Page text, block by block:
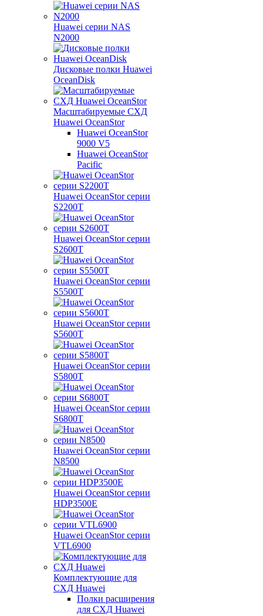
Huawei серии NAS
N2000
Дисковые полки Huawei
OceanDisk
Масштабируемые СХД
Huawei OceanStor
Huawei OceanStor
9000 V5
Huawei OceanStor
Pacific
Huawei OceanStor серии
S2200T
Huawei OceanStor серии
S2600T
Huawei OceanStor серии
S5500T
Huawei OceanStor серии
S5600T
Huawei OceanStor серии
S5800T
Huawei OceanStor серии
S6800T
Huawei OceanStor серии
N8500
Huawei OceanStor серии
HDP3500E
Huawei OceanStor серии
VTL6900
Комплектующие для
СХД Huawei
Полки расширения
для СХД Huawei